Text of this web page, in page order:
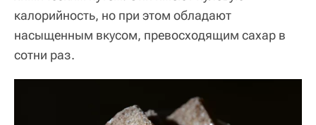
калорийность, но при этом обладают
насыщенным вкусом, превосходящим сахар в
сотни раз.